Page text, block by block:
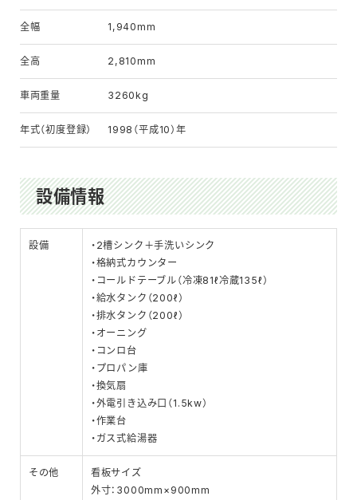
全幅 1,940mm
全高 2,810mm
車両重量 3260kg
年式（初度登録） 1998（平成10）年
設備情報
設備
・2槽シンク＋手洗いシンク
・格納式カウンター
・コールドテーブル（冷凍81ℓ冷蔵135ℓ）
・給水タンク（200ℓ）
・排水タンク（200ℓ）
・オーニング
・コンロ台
・プロパン庫
・換気扇
・外電引き込み口（1.5kw）
・作業台
・ガス式給湯器
その他
看板サイズ
外寸：3000mm×900mm